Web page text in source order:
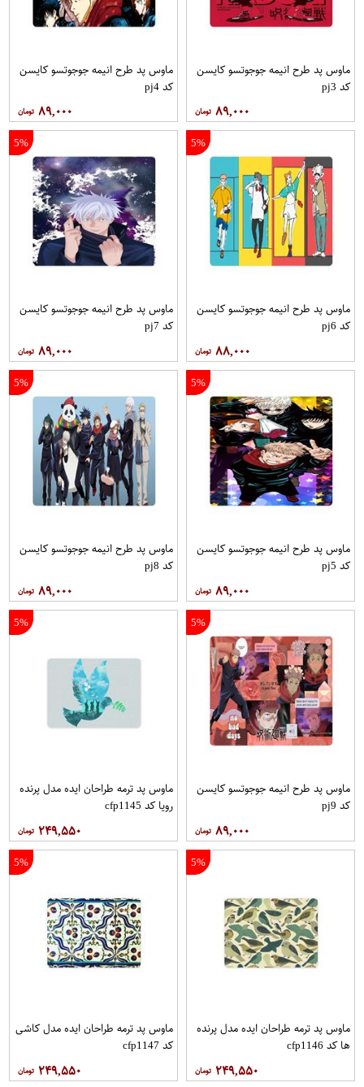
ماوس پد طرح انیمه جوجوتسو کایسن
کد pj3
۸۹,۰۰۰
ماوس پد طرح انیمه جوجوتسو کایسن
کد pj4
۸۹,۰۰۰
5%
ماوس پد طرح انیمه جوجوتسو کایسن
کد pj6
۸۸,۰۰۰
5%
ماوس پد طرح انیمه جوجوتسو کایسن
کد pj7
۸۹,۰۰۰
5%
ماوس پد طرح انیمه جوجوتسو کایسن
کد pj5
۸۹,۰۰۰
5%
ماوس پد طرح انیمه جوجوتسو کایسن
کد pj8
۸۹,۰۰۰
5%
ماوس پد طرح انیمه جوجوتسو کایسن
کد pj9
۸۹,۰۰۰
5%
ماوس پد ترمه طراحان ایده مدل پرنده
رویا کد cfp1145
۲۴۹,۵۵۰
5%
ماوس پد ترمه طراحان ایده مدل پرنده
ها کد cfp1146
۲۴۹,۵۵۰
5%
ماوس پد ترمه طراحان ایده مدل کاشی
کد cfp1147
۲۴۹,۵۵۰